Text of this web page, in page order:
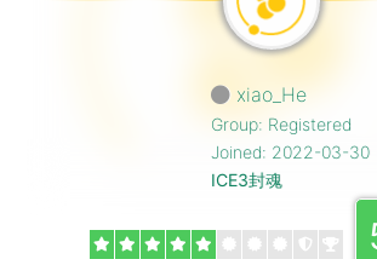
xiao_He
Group: Registered
Joined: 2022-03-30
ICE3封魂